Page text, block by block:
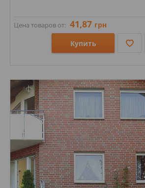
Цена товаров от: 41,87 грн
Купить
Стили: Под кирпич;
Цвета: